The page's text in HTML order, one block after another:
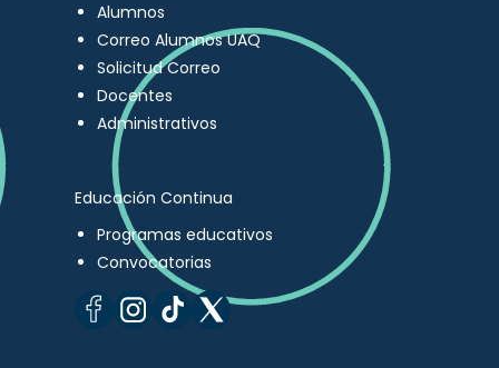
Alumnos
Correo Alumnos UAQ
Solicitud Correo
Docentes
Administrativos
Educación Continua
Programas educativos
Convocatorias